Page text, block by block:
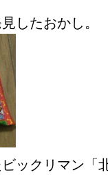
したおかし。
ックリマン「